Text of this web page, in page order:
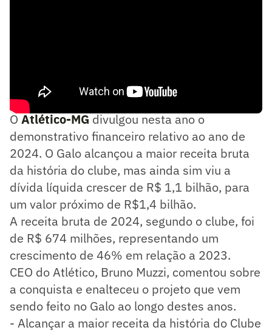
Dívidas do Galo
OAtlético-MGdivulgou nesta ano o
demonstrativo financeiro relativo ao ano de
2024. O Galo alcançou a maior receita bruta
da história do clube, mas ainda sim viu a
dívida líquida crescer de R$ 1,1 bilhão, para
um valor próximo de R$1,4 bilhão.
A receita bruta de 2024, segundo o clube, foi
de R$ 674 milhões, representando um
crescimento de 46% em relação a 2023.
CEO do Atlético, Bruno Muzzi, comentou sobre
a conquista e enalteceu o projeto que vem
sendo feito no Galo ao longo destes anos.
- Alcançar a maior receita da história do Clube